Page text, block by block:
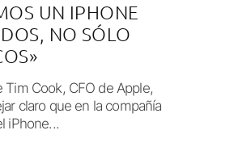
UN IPHONE
NO SÓLO
Tim Cook, CFO de Apple,
claro que en la compañía
iPhone...